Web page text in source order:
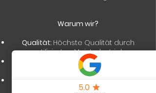
Warum wir?
Qualität: Höchste Qualität durch
zertifizierten Meisterbetrieb.
Langjährige Erfahrung und
Fachkompetenz.
Kundenzufriedenheit:Ihr Vertrauen
und Ihre Zufriedenheit sind unser Ziel.